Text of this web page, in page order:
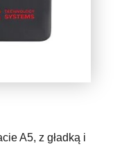
A5, z gładką i